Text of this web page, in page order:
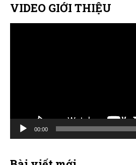
VIDEO GIỚI THIỆU
00:00